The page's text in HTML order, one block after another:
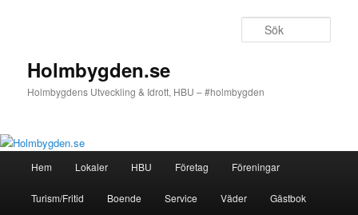
Holmbygden.se
Holmbygdens Utveckling & Idrott, HBU – #holmbygden
Hem Lokaler HBU Företag Föreningar
Turism/Fritid Boende Service Väder Gästbok